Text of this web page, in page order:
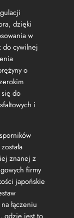
dzięki
w
do cywilnej
o
do
i
została
znanej z
firmy
japońskie
łączeniu